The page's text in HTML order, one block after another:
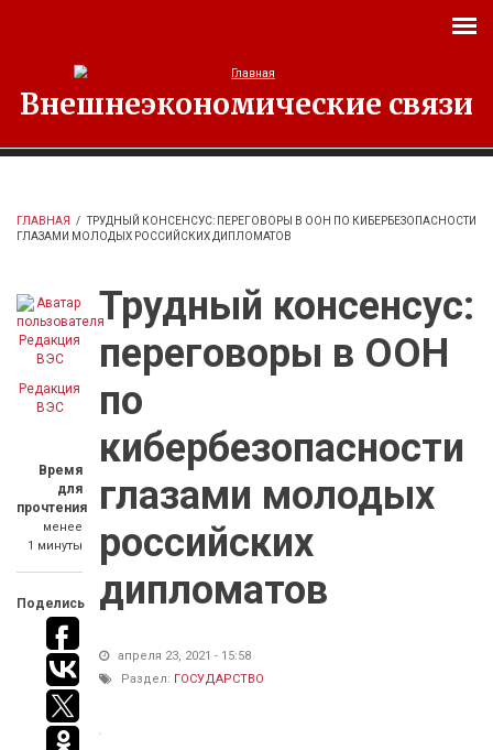
Внешнеэкономические связи
ГЛАВНАЯ / ТРУДНЫЙ КОНСЕНСУС: ПЕРЕГОВОРЫ В ООН ПО КИБЕРБЕЗОПАСНОСТИ
ГЛАЗАМИ МОЛОДЫХ РОССИЙСКИХ ДИПЛОМАТОВ
Редакция
ВЭС
Время
для
прочтения
менее
1 минуты
Поделись
Трудный консенсус:
переговоры в ООН
по
кибербезопасности
глазами молодых
российских
дипломатов
апреля 23, 2021 - 15:58
Раздел: ГОСУДАРСТВО